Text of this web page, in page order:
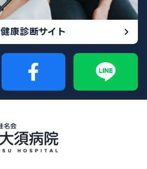
健康診断サイト